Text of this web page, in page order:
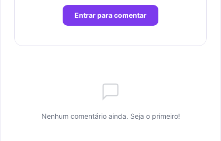
Entrar para comentar
Nenhum comentário ainda. Seja o primeiro!